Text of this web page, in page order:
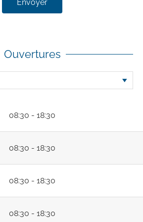
Envoyer
Ouvertures
08:30 - 18:30
08:30 - 18:30
08:30 - 18:30
08:30 - 18:30